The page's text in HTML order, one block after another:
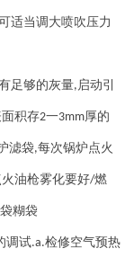
适当调大喷吹压力
足够的灰量, 启动引
积存2一3mm厚的
滤袋,每次锅炉点火
火油枪雾化要好/燃
糊袋
调试.a.检修空气预热